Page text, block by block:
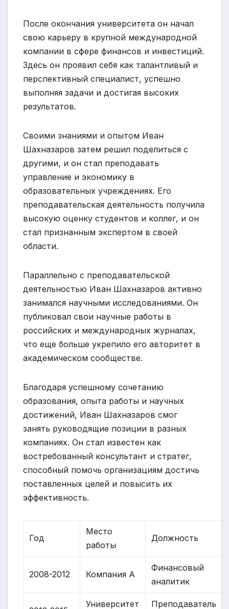
После окончания университета он начал
свою карьеру в крупной международной
компании в сфере финансов и инвестиций.
Здесь он проявил себя как талантливый и
перспективный специалист, успешно
выполняя задачи и достигая высоких
результатов.
Своими знаниями и опытом Иван
Шахназаров затем решил поделиться с
другими, и он стал преподавать
управление и экономику в
образовательных учреждениях. Его
преподавательская деятельность получила
высокую оценку студентов и коллег, и он
стал признанным экспертом в своей
области.
Параллельно с преподавательской
деятельностью Иван Шахназаров активно
занимался научными исследованиями. Он
публиковал свои научные работы в
российских и международных журналах,
что еще больше укрепило его авторитет в
академическом сообществе.
Благодаря успешному сочетанию
образования, опыта работы и научных
достижений, Иван Шахназаров смог
занять руководящие позиции в разных
компаниях. Он стал известен как
востребованный консультант и стратег,
способный помочь организациям достичь
поставленных целей и повысить их
эффективность.
Год
Место
работы
Должность
2008-2012 Компания A
Финансовый
аналитик
Университет
Преподаватель